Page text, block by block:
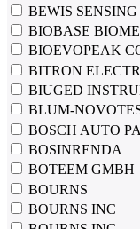
BEWIS
BIOBASE
BIOEVOPEAK
BITRON
BIUGED
BLUM-
BOSCH AUTO
BOSINRENDA
BOTEEM GMBH
BOURNS
BOURNS INC